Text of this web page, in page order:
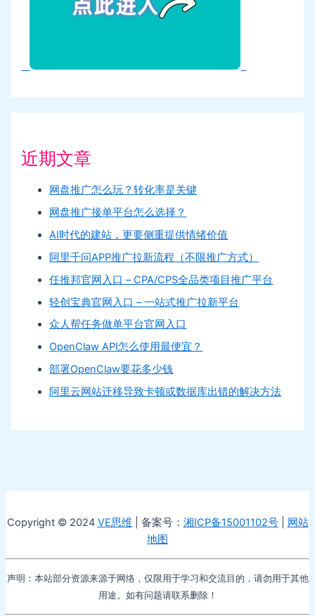
近期文章
网盘推广怎么玩？转化率是关键
网盘推广接单平台怎么选择？
AI时代的建站，更要侧重提供情绪价值
阿里千问APP推广拉新流程（不限推广方式）
任推邦官网入口 – CPA/CPS全品类项目推广平台
轻创宝典官网入口 – 一站式推广拉新平台
众人帮任务做单平台官网入口
OpenClaw API怎么使用最便宜？
部署OpenClaw要花多少钱
阿里云网站迁移导致卡顿或数据库出错的解决方法
Copyright © 2024 VE思维 | 备案号： 湘ICP备15001102号| 网站
地图
声明：本站部分资源来源于网络，仅限用于学习和交流目的，请勿用于其他
用途。如有问题请联系删除！